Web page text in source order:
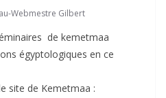
Webmestre Gilbert
de kemetmaa
égyptologiques en ce
site de Kemetmaa :